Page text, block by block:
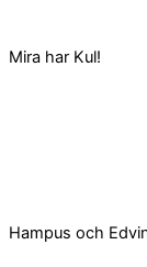
Mira har Kul!
Hampus och